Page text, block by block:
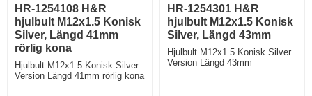
HR-1254108 H&R
hjulbult M12x1.5 Konisk
Silver, Längd 41mm
rörlig kona
Hjulbult M12x1.5 Konisk Silver
Version Längd 41mm rörlig kona
HR-1254301 H&R
hjulbult M12x1.5 Konisk
Silver, Längd 43mm
Hjulbult M12x1.5 Konisk Silver
Version Längd 43mm